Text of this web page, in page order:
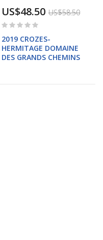
US$48.50 US$58.50
Rating:
2019 CROZES-
HERMITAGE DOMAINE
DES GRANDS CHEMINS